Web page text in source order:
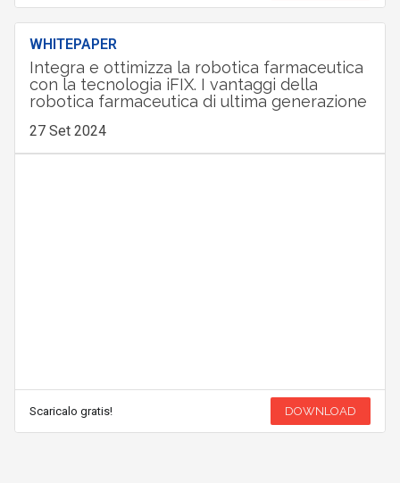
WHITEPAPER
Integra e ottimizza la robotica farmaceutica
con la tecnologia iFIX. I vantaggi della
robotica farmaceutica di ultima generazione
27 Set 2024
Scaricalo gratis! DOWNLOAD